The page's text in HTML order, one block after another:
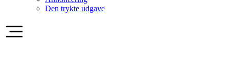
Den trykte udgave